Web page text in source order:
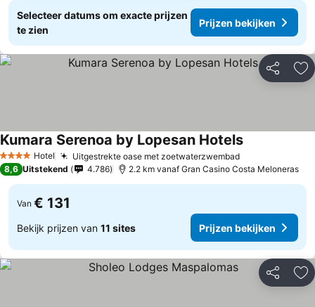
Selecteer datums om exacte prijzen
te zien
Prijzen bekijken
Delen
4 SterrenHotel Uitgestrekte oase met zoetwaterzwembadPrijzen
Kumara Serenoa by Lopesan HotelsPrijzen
8,6 Uitstekend 4.786 2.2 km vanaf Gran Casino Costa Meloneras
Van € 131
Bekijk prijzen van 11 sites Prijzen bekijken
Delen